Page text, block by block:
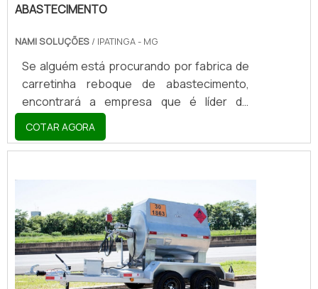
ABASTECIMENTO
NAMI SOLUÇÕES / IPATINGA - MG
Se alguém está procurando por fabrica de
carretinha reboque de abastecimento,
encontrará a empresa que é líder do
mercado. Elaborando uma cotação na
vitrine que se chama Soluções Industriais e
descobrindo a melhor referência em
DE ABASTECIMENTOQuem quer encontrar
fabrica de carretinha reboque de
abastecimento inovadora, acha a Nami
Solucoes. É possível encontrar carr...
COTAR AGORA